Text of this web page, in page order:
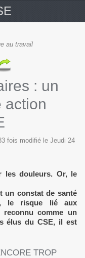
au travail
: un
action
fois modifié le Jeudi 24
les douleurs. Or, le
un constat de santé
le risque lié aux
reconnu comme un
élus du CSE, il est
TROP